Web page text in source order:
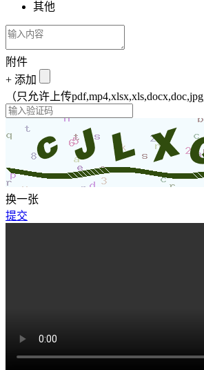
其他
附件
+ 添加
（只允许上传
换一张
提交